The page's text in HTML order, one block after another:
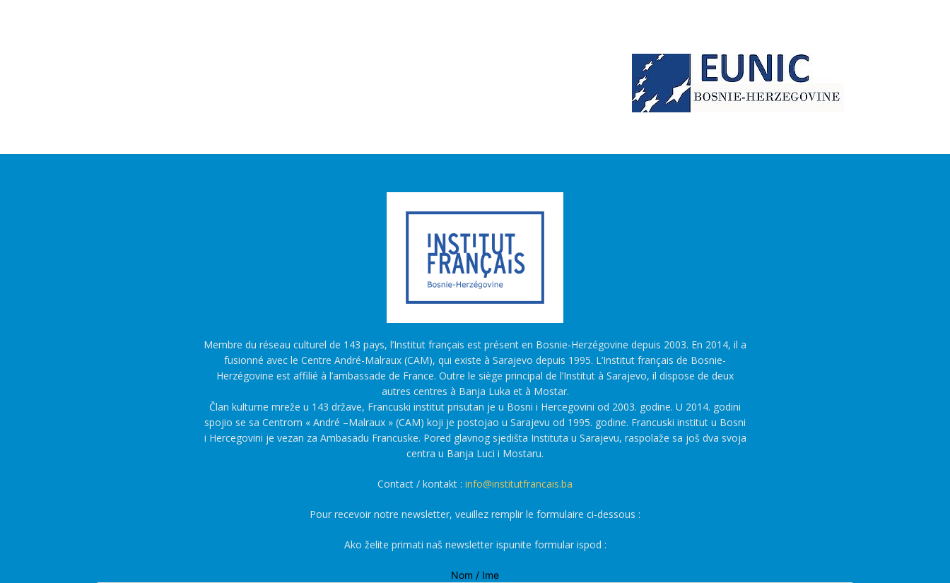
Membre du réseau culturel de 143 pays, l’Institut français est présent en Bosnie-Herzégovine depuis 2003. En 2014, il a
fusionné avec le Centre André-Malraux (CAM), qui existe à Sarajevo depuis 1995. L’Institut français de Bosnie-
Herzégovine est affilié à l’ambassade de France. Outre le siège principal de l’Institut à Sarajevo, il dispose de deux
autres centres à Banja Luka et à Mostar.
Član kulturne mreže u 143 države, Francuski institut prisutan je u Bosni i Hercegovini od 2003. godine. U 2014. godini
spojio se sa Centrom « André –Malraux » (CAM) koji je postojao u Sarajevu od 1995. godine. Francuski institut u Bosni
i Hercegovini je vezan za Ambasadu Francuske. Pored glavnog sjedišta Instituta u Sarajevu, raspolaže sa još dva svoja
centra u Banja Luci i Mostaru.
Contact / kontakt : info@institutfrancais.ba
Pour recevoir notre newsletter, veuillez remplir le formulaire ci-dessous :
Ako želite primati naš newsletter ispunite formular ispod :
Nom / Ime